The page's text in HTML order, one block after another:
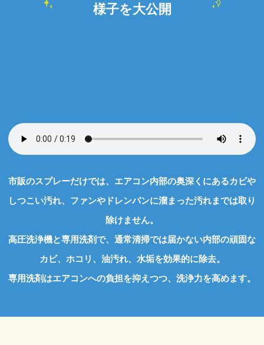
様子を大公開
市販のスプレーだけでは、エアコン内部の奥深くにあるカビや
しつこい汚れ、ファンやドレンパンに溜まった汚れまでは取り
除けません。
高圧洗浄機と専用洗剤で、通常清掃では届かない内部の頑固な
カビ、ホコリ、油汚れ、水垢を効果的に除去。
専用洗剤はエアコンへの負担を抑えつつ、洗浄力を高めます。